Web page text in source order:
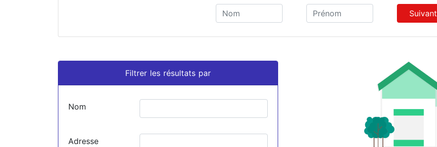
Suivant
Filtrer les résultats par
Nom
Adresse